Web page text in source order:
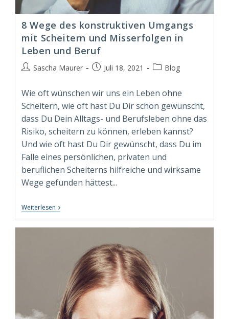
8 Wege des konstruktiven Umgangs
mit Scheitern und Misserfolgen in
Leben und Beruf
Beitrags-
Sascha Maurer
BeitragJuli 18, 2021
Beitrags-
Blog
Wie oft wünschen wir uns ein Leben ohne
Scheitern, wie oft hast Du Dir schon gewünscht,
dass Du Dein Alltags- und Berufsleben ohne das
Risiko, scheitern zu können, erleben kannst?
Und wie oft hast Du Dir gewünscht, dass Du im
Falle eines persönlichen, privaten und
beruflichen Scheiterns hilfreiche und wirksame
Wege gefunden hättest...
Weiterlesen 8
Wege
Scheitern
Misserfolgen
Leben
Und
Beruf